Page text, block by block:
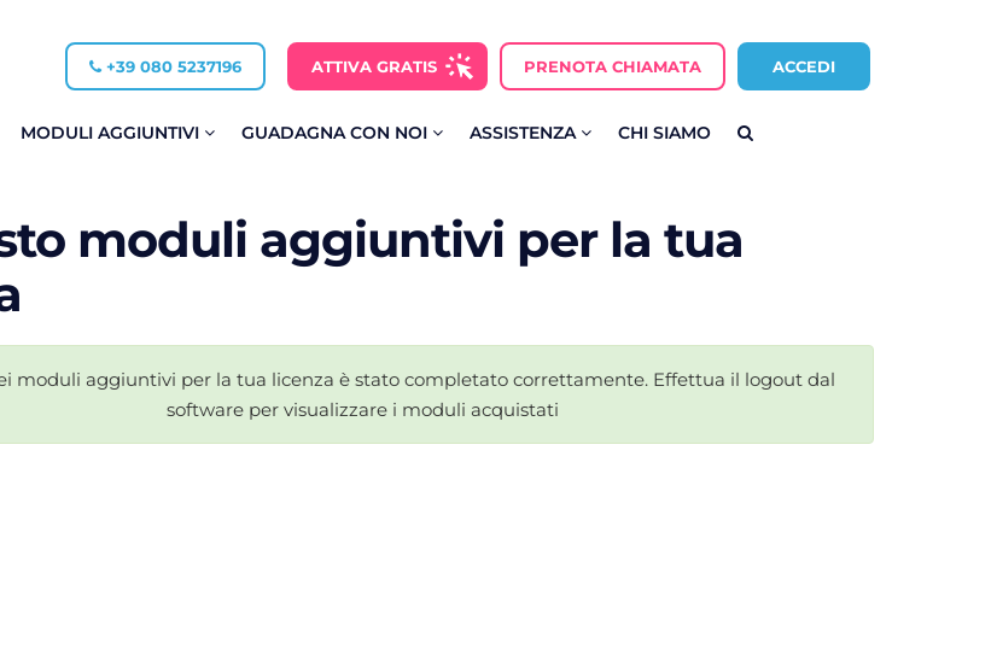
+39 080 5237196 ATTIVA GRATIS PRENOTA CHIAMATA ACCEDI
MODULI AGGIUNTIVI GUADAGNA CON NOI ASSISTENZA CHI SIAMO
moduli aggiuntivi per la tua
moduli aggiuntivi per la tua licenza è stato completato correttamente. Effettua il logout dal
software per visualizzare i moduli acquistati